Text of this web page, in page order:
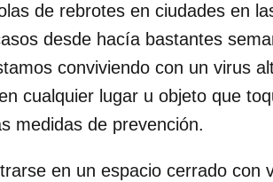
de rebrotes en ciudades en
desde hacía bastantes
conviviendo con un virus
cualquier lugar u objeto que
medidas de prevención.
en un espacio cerrado con